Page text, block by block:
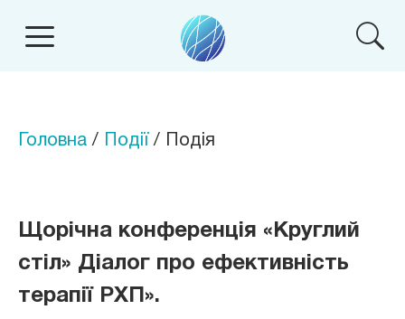
Головна / Події / Подія
Щорічна конференція «Круглий
стіл» Діалог про ефективність
терапії РХП».